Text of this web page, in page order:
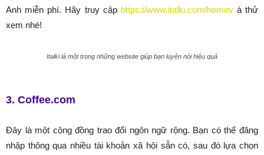
Anh miễn phí. Hãy truy cập https://www.italki.com/homevà thử
xem nhé!
Italki là một trong những website giúp bạn luyện nói hiệu quả
3. Coffee.com
Đây là một cộng đồng trao đổi ngôn ngữ rộng. Bạn có thể đăng
nhập thông qua nhiều tài khoản xã hội sẵn có, sau đó lựa chọn